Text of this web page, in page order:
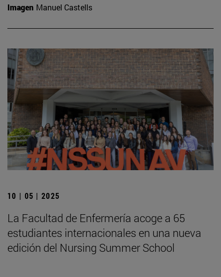
Imagen Manuel Castells
10 | 05 | 2025
La Facultad de Enfermería acoge a 65
estudiantes internacionales en una nueva
edición del Nursing Summer School